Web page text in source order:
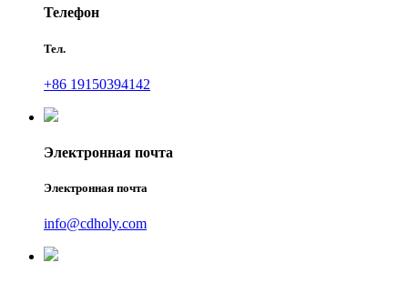
Телефон
Тел.
+86 19150394142
Электронная почта
Электронная почта
info@cdholy.com